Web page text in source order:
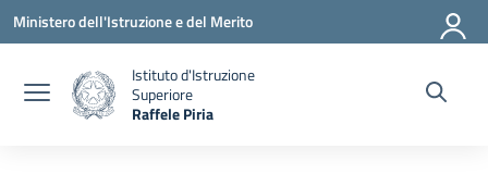
Vai ai contenuti
Vai al menu di navigazione
Vai al footer
Ministero dell'Istruzione e del Merito
Istituto d'Istruzione
Superiore
Raffele Piria